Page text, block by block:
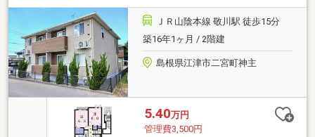
ＪＲ山陰本線 敬川駅 徒歩15分
築16年1ヶ月 / 2階建
島根県江津市二宮町神主
5.40万円
管理費3,500円